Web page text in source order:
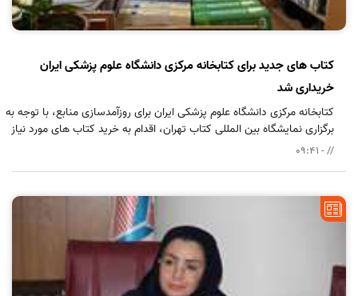
کتاب های جدید برای کتابخانه مرکزی دانشگاه علوم پزشکی ایران
خریداری شد
// - 09:41
کتابخانه مرکزی دانشگاه علوم پزشکی ایران برای روزآمدسازی منابع، با توجه به
برگزاری نمایشگاه بین المللی کتاب تهران، اقدام به خرید کتاب های مورد نیاز
کرد.